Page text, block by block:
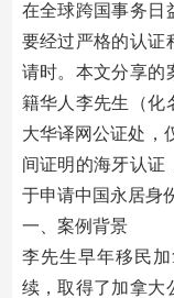
在全球跨国事务日
要经过严格的认证
请时。本文分享的
籍华人李先生（化
大华译网公证处，
间证明的海牙认证
于申请中国永居身
一、案例背景
李先生早年移民
续，取得了加拿大